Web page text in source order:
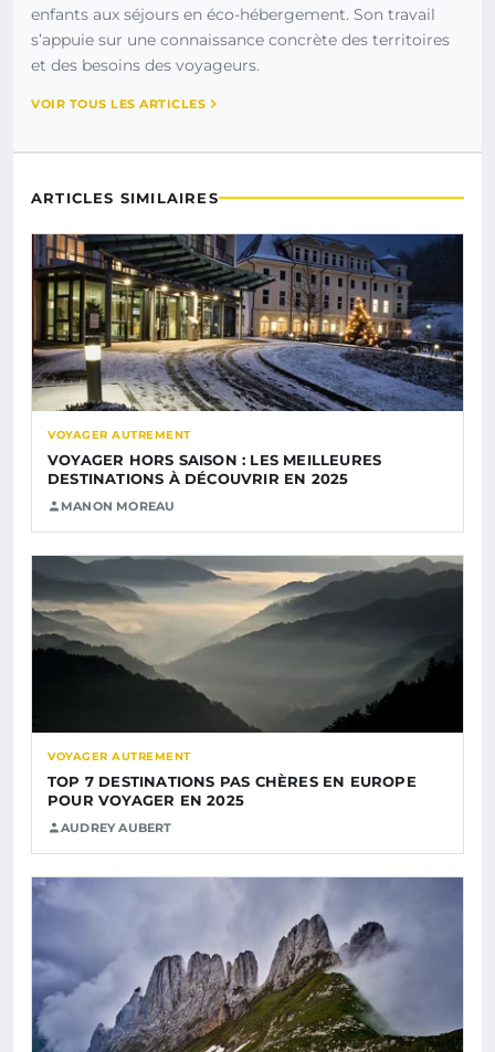
enfants aux séjours en éco-hébergement. Son travail
s’appuie sur une connaissance concrète des territoires
et des besoins des voyageurs.
VOIR TOUS LES ARTICLES
ARTICLES SIMILAIRES
VOYAGER AUTREMENT
VOYAGER HORS SAISON : LES MEILLEURES
DESTINATIONS À DÉCOUVRIR EN 2025
MANON MOREAU
VOYAGER AUTREMENT
TOP 7 DESTINATIONS PAS CHÈRES EN EUROPE
POUR VOYAGER EN 2025
AUDREY AUBERT